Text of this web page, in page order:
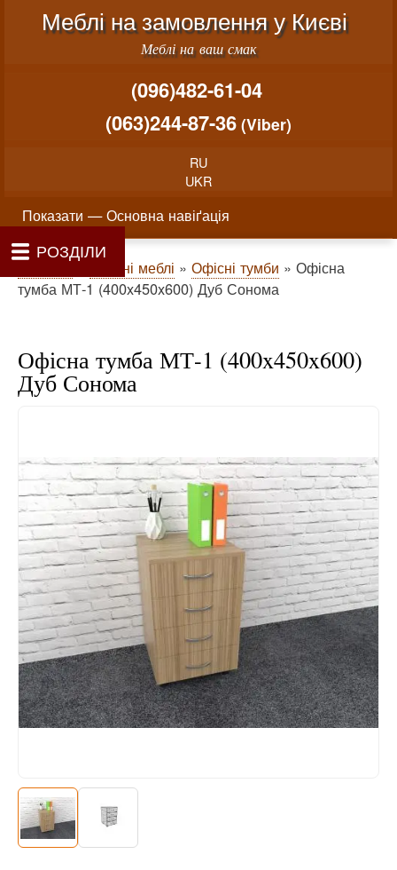
Перейти до основного
Меню облікового запису користувача
Меблі на замовлення у Києві
Меблі на ваш смак
(096)482-61-04
(063)244-87-36 (Viber)
RU
UKR
Основна навіґація
Показати — Основна навіґація
Головна
Як проводиться замовлення меблів
Про нас
Матеріали та фурнітура
Вартість виготовлення меблів
Контакти
Фотогалерея
Рядок навіґації
Головна Офісні меблі Офісні тумби
Офісна
тумба МТ-1 (400x450x600) Дуб Сонома
Офісна тумба МТ-1 (400x450x600)
Дуб Сонома
РОЗДІЛИ